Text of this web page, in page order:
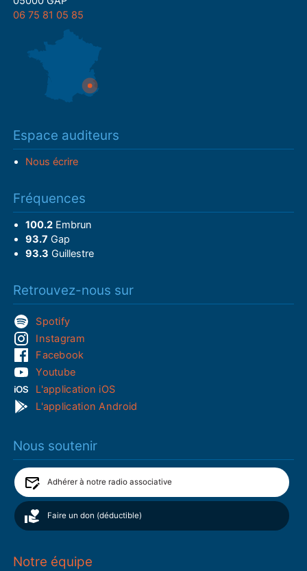
06 75 81 05 85
Espace auditeurs
Nous écrire
Fréquences
100.2Embrun
93.7 Gap
93.3 Guillestre
Retrouvez-nous sur
Spotify
Instagram
Facebook
Youtube
L'application iOS
L'application Android
Nous soutenir
Adhérer à notre radio associative
Faire un don (déductible)
Notre équipe